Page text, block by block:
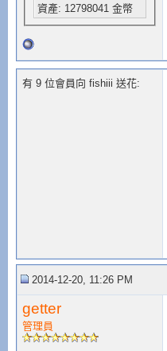
資產: 12798041 金幣
有 9 位會員向 fishiii 送花:
2014-12-20, 11:26 PM
getter
管理員